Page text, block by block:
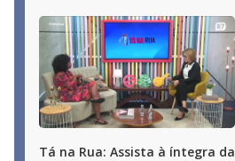
Tá na Rua: Assista à íntegra da